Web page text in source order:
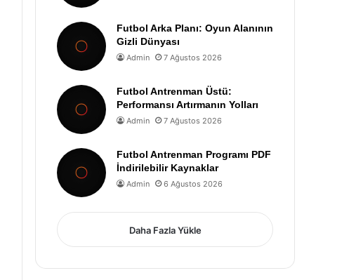
Futbol Arka Planı: Oyun Alanının
Gizli Dünyası
Admin 7 Ağustos 2026
Futbol Antrenman Üstü:
Performansı Artırmanın Yolları
Admin 7 Ağustos 2026
Futbol Antrenman Programı PDF
İndirilebilir Kaynaklar
Admin 6 Ağustos 2026
Daha Fazla Yükle